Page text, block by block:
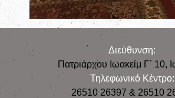
Διεύθυνση:
Πατριάρχου Ιωακείμ Γ΄ 10,
Τηλεφωνικό Κέντρο:
26510 26397 & 26510